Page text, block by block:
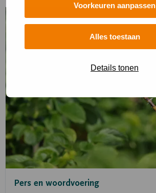
Voorkeuren aanpassen
Alles toestaan
Details tonen
Pers en woordvoering
Lees
meer
Lees
meer